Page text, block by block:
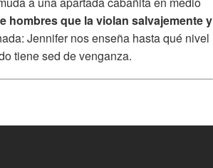
hombres que la violan salvajemente y
Jennifer nos enseña hasta qué nivel
tiene sed de venganza.